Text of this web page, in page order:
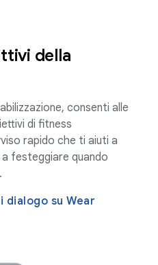
della
consenti alle
di fitness
rapido che ti aiuti a
festeggiare quando
su Wear